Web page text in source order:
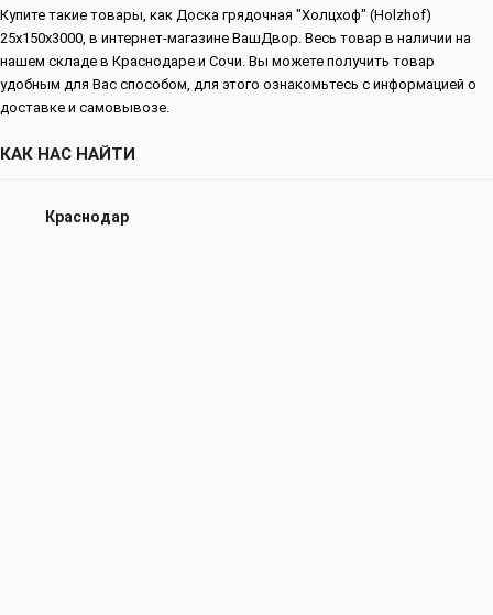
Купите такие товары, как Доска грядочная "Холцхоф" (Holzhof)
25х150х3000, в интернет-магазине ВашДвор. Весь товар в наличии на
нашем складе в Краснодаре и Сочи. Вы можете получить товар
удобным для Вас способом, для этого ознакомьтесь с информацией о
доставке и самовывозе.
КАК НАС НАЙТИ
Краснодар